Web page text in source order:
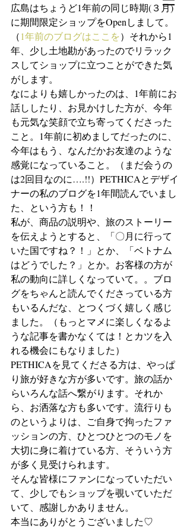
広島はちょうど1年前の同じ時期(３月)
に期間限定ショップをOpenしまして。
（1年前のブログはここを）それから1
年、少し土地勘があったのでリラック
スしてショップに立つことができた気
がします。
なによりも嬉しかったのは、1年前にお
話ししたり、お見かけした方が、今年
も元気な笑顔で立ち寄ってくださった
こと。1年前に初めましてだったのに、
今年はもう、なんだかお友達のような
感覚になっていること。（まだ会うの
は2回目なのに….!!）PETHICAとデザイ
ナーの私のブログを1年間読んでいまし
た、という方も！！
私が、商品の説明や、旅のストーリー
を伝えようとすると、「〇月に行って
いた国ですね？！」とか、「ベトナム
はどうでした？」とか。お客様の方が
私の動向に詳しくなっていて。。ブロ
グをちゃんと読んでくださっている方
もいるんだな、とつくづく嬉しく感じ
ました。（もっとマメに楽しくなるよ
うな記事を書かなくては！とカツを入
れる機会にもなりました）
PETHICAを見てくださる方は、やっぱ
り旅が好きな方が多いです。旅の話か
らいろんな話へ繋がります。それか
ら、お洒落な方も多いです。流行りも
のというよりは、ご自身で拘ったファ
ッションの方、ひとつひとつのモノを
大切に身に着けている方、そういう方
が多く見受けられます。
そんな皆様にファンになっていただい
て、少しでもショップを覗いていただ
いて、感謝しかありません。
本当にありがとうございました♡